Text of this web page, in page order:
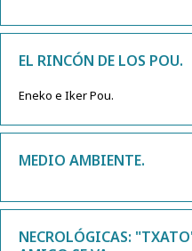
EL RINCÓN DE LOS POU.
Eneko e Iker Pou.
MEDIO AMBIENTE.
NECROLÓGICAS: